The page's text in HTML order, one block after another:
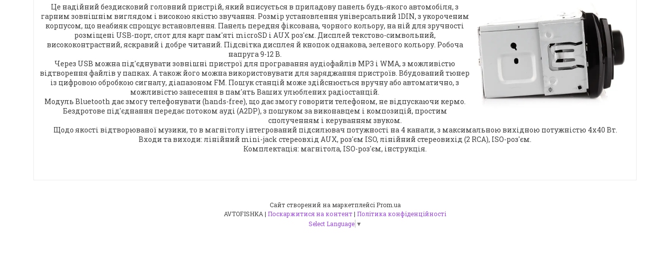
Це надійний бездисковий головний пристрій, який вписується в приладову панель будь-якого автомобіля, з
гарним зовнішнім виглядом і високою якістю звучання. Розмір установлення універсальний 1DIN, з укороченим
корпусом, що неабияк спрощує встановлення. Панель передня фіксована, чорного кольору, на ній для зручності
розміщені USB-порт, слот для карт пам'яті microSD і AUX роз'єм. Дисплей текстово-символьний,
висококонтрастний, яскравий і добре читаний. Підсвітка дисплея й кнопок однакова, зеленого кольору. Робоча
напруга 9-12 В.
Через USB можна під'єднувати зовнішні пристрої для програвання аудіофайлів MP3 і WMA, з можливістю
відтворення файлів у папках. А також його можна використовувати для заряджання пристроїв. Вбудований тюнер
із цифровою обробкою сигналу, діапазоном FM. Пошук станцій може здійснюється вручну або автоматично, з
можливістю занесення в пам'ять Ваших улюблених радіостанцій.
Модуль Bluetooth дає змогу телефонувати (hands-free), що дає змогу говорити телефоном, не відпускаючи кермо.
Бездротове під'єднання передає потоком ауді (A2DP), з пошуком за виконавцем і композицій, простим
сполученням і керуванням звуком.
Щодо якості відтворюваної музики, то в магнітолу інтегрований підсилювач потужності на 4 канали, з максимальною вихідною потужністю 4х40 Вт.
Входи та виходи: лінійний mini-jack стереовхід AUX, роз'єм ISO, лінійний стереовихід (2 RCA), ISO-роз'єм.
Комплектація: магнітола, ISO-роз'єм, інструкція.
Сайт створений на маркетплейсі Prom.ua
AVTOFISHKA | Поскаржитися на контент| Політика конфіденційності
Select Language ▼